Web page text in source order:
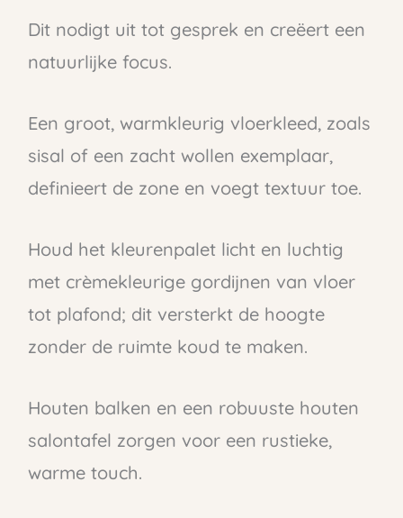
Dit nodigt uit tot gesprek en creëert een
natuurlijke focus.
Een groot, warmkleurig vloerkleed, zoals
sisal of een zacht wollen exemplaar,
definieert de zone en voegt textuur toe.
Houd het kleurenpalet licht en luchtig
met crèmekleurige gordijnen van vloer
tot plafond; dit versterkt de hoogte
zonder de ruimte koud te maken.
Houten balken en een robuuste houten
salontafel zorgen voor een rustieke,
warme touch.